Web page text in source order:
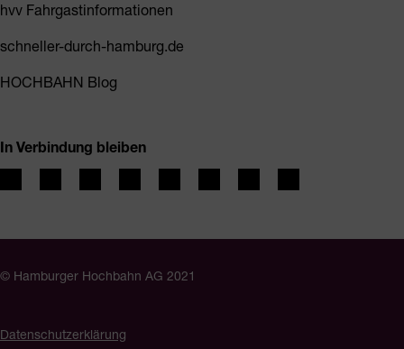
hvv Fahrgastinformationen
schneller-durch-hamburg.de
HOCHBAHN Blog
In Verbindung bleiben
© Hamburger Hochbahn AG 2021
Datenschutzerklärung